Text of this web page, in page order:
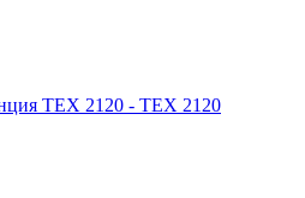
ТЕХ 2120 - ТЕХ 2120